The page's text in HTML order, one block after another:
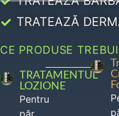
TRATEAZĂ
CE PRODUSE
TRATAMENTUL
LOZIONE
Pentru